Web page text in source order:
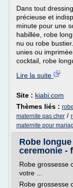
Dans tout
précieuse et
minute pour une
habillée, robe
nu ou robe
unies ou
cocktail, robe
Lire la suite
Site : kiabi.com
Thèmes liés :
maternite pas cher /
maternite pour
Robe
ceremonie -
Robe grossesse
votre ...
Robe grossesse